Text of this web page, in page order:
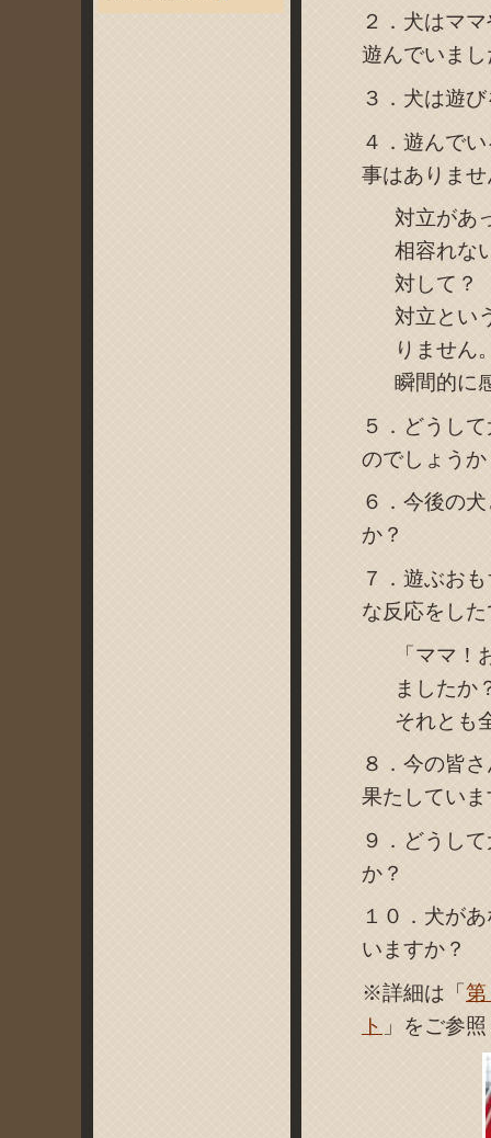
２．犬はマ
遊んでいま
３．犬は遊
４．遊んで
事はありま
対立があ
相容れな
対して？
対立とい
りません
瞬間的に
５．どうし
のでしょうか
６．今後の
か？
７．遊ぶお
な反応をし
「ママ
ましたか
それとも
８．今の皆
果たしてい
９．どうし
か？
１０．犬が
いますか？
※詳細は「
ト 」をご参